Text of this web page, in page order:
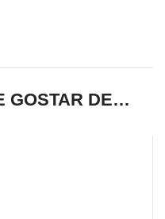
GOSTAR DE…